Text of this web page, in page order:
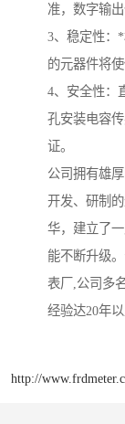
准，数字输
3、稳定性：
的元器件将
4、安全性：
孔安装电容
证。
公司拥有雄
开发、研制
华，建立了
能不断升级
表厂,公司多
经验达20年以
http://